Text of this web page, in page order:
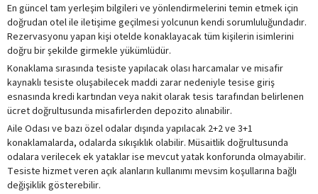
En güncel tam yerleşim bilgileri ve yönlendirmelerini temin etmek için
doğrudan otel ile iletişime geçilmesi yolcunun kendi sorumluluğundadır.
Rezervasyonu yapan kişi otelde konaklayacak tüm kişilerin isimlerini
doğru bir şekilde girmekle yükümlüdür.
Konaklama sırasında tesiste yapılacak olası harcamalar ve misafir
kaynaklı tesiste oluşabilecek maddi zarar nedeniyle tesise giriş
esnasında kredi kartından veya nakit olarak tesis tarafından belirlenen
ücret doğrultusunda misafirlerden depozito alınabilir.
Aile Odası ve bazı özel odalar dışında yapılacak 2+2 ve 3+1
konaklamalarda, odalarda sıkışıklık olabilir. Müsaitlik doğrultusunda
odalara verilecek ek yataklar ise mevcut yatak konforunda olmayabilir.
Tesiste hizmet veren açık alanların kullanımı mevsim koşullarına bağlı
değişiklik gösterebilir.